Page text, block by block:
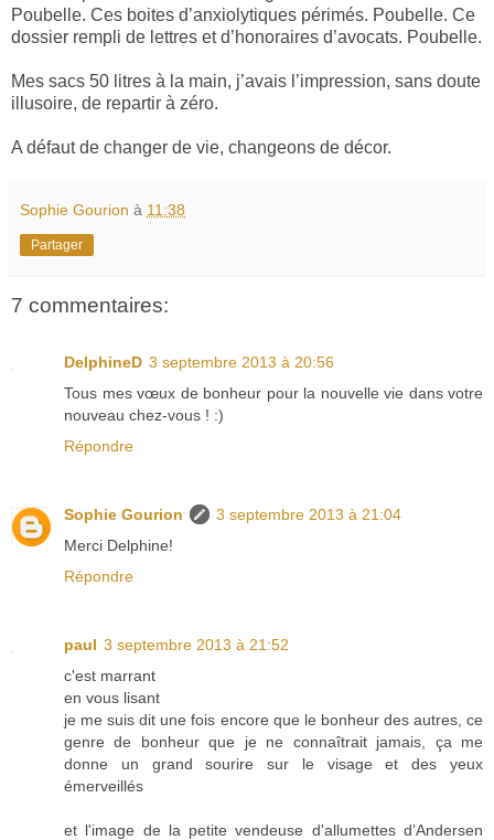
Poubelle. Ces boites d’anxiolytiques périmés. Poubelle. Ce
dossier rempli de lettres et d’honoraires d’avocats. Poubelle.
Mes sacs 50 litres à la main, j’avais l’impression, sans doute
illusoire, de repartir à zéro.
A défaut de changer de vie, changeons de décor.
Sophie Gourion à 11:38
Partager
7 commentaires:
DelphineD 3 septembre 2013 à 20:56
Tous mes vœux de bonheur pour la nouvelle vie dans votre
nouveau chez-vous ! :)
Répondre
Sophie Gourion
3 septembre 2013 à 21:04
Merci Delphine!
Répondre
paul 3 septembre 2013 à 21:52
c'est marrant
en vous lisant
je me suis dit une fois encore que le bonheur des autres, ce
genre de bonheur que je ne connaîtrait jamais, ça me
donne un grand sourire sur le visage et des yeux
émerveillés
et l'image de la petite vendeuse d'allumettes d’Andersen